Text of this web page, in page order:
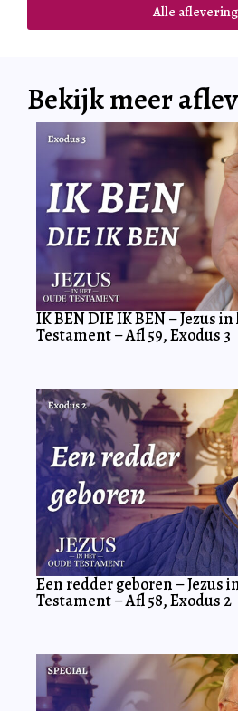
Alle
Bekijk meer
IK BEN DIE IK BEN – Jezus
Testament – Afl 59, Exodus 3
Een redder geboren – Jezus
Testament – Afl 58, Exodus 2